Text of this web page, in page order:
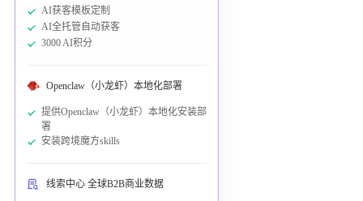
AI获客模板定制
AI全托管自动获客
3000 AI积分
Openclaw（小龙虾）本地化部署
提供Openclaw（小龙虾）本地化安装部
署
安装跨境魔方skills
线索中心 全球B2B商业数据